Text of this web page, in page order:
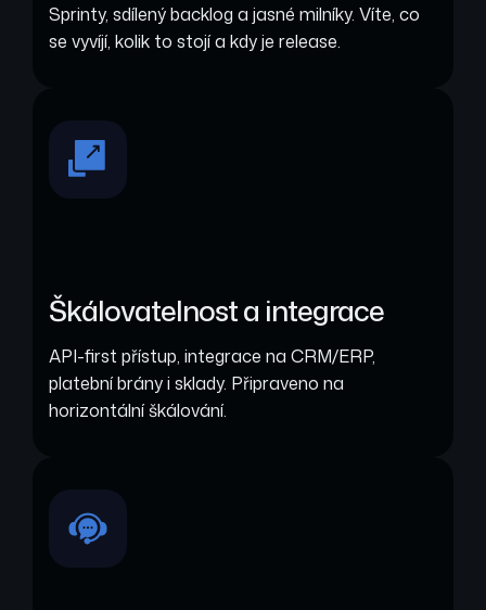
Sprinty, sdílený backlog a jasné milníky. Víte, co
se vyvíjí, kolik to stojí a kdy je release.
Škálovatelnost a integrace
API-first přístup, integrace na CRM/ERP,
platební brány i sklady. Připraveno na
horizontální škálování.